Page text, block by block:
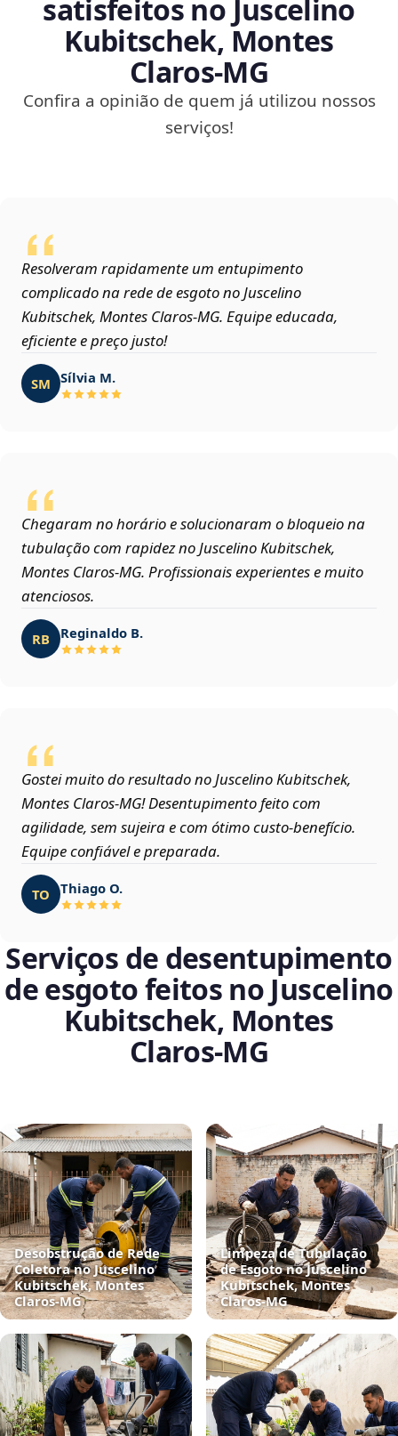
satisfeitos no Juscelino
Kubitschek, Montes
Claros‑MG
Confira a opinião de quem já utilizou nossos
serviços!
Resolveram rapidamente um entupimento
complicado na rede de esgoto no Juscelino
Kubitschek, Montes Claros‑MG. Equipe educada,
eficiente e preço justo!
SM Sílvia M.
Chegaram no horário e solucionaram o bloqueio na
tubulação com rapidez no Juscelino Kubitschek,
Montes Claros‑MG. Profissionais experientes e muito
atenciosos.
RB Reginaldo B.
Gostei muito do resultado no Juscelino Kubitschek,
Montes Claros‑MG! Desentupimento feito com
agilidade, sem sujeira e com ótimo custo-benefício.
Equipe confiável e preparada.
TO Thiago O.
Serviços de desentupimento
de esgoto feitos no Juscelino
Kubitschek, Montes
Claros‑MG
Desobstrução de Rede
Coletora no Juscelino
Kubitschek, Montes
Claros‑MG
Limpeza de Tubulação
de Esgoto no Juscelino
Kubitschek, Montes
Claros‑MG